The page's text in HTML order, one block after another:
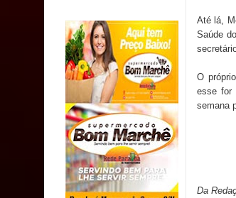
Caldas Brandão: IPMCB
são referentes a débitos
INCLUSÃO: Prefeitura de
Até lá,
Saúde
O
esse for
semana
Da